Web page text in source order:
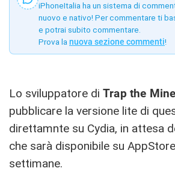
iPhoneItalia ha un sistema di
nuovo e nativo! Per commentare ti
e potrai subito commentare.
Prova la nuova sezione commenti!
Lo sviluppatore di Trap the
pubblicare la versione lite di
direttamnte su Cydia, in attesa
che sarà disponibile su
settimane.